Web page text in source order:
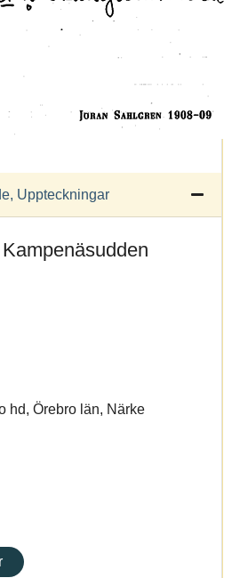
Uppteckningar
hd, Örebro län, Närke